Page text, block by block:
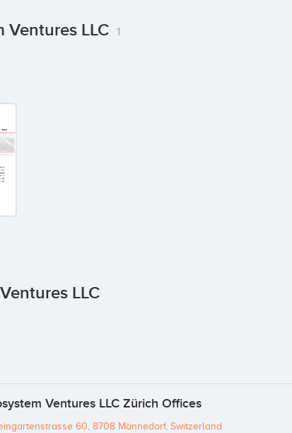
Ventures LLC 1
LLC
Ventures LLC Zürich Offices
60, 8708 Männedorf, Switzerland